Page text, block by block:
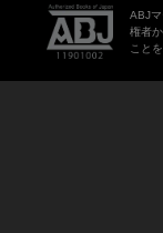
ABJ
権者
こと